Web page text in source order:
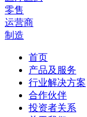
零售
运营商
制造
首页
产品及服务
行业解决方案
合作伙伴
投资者关系